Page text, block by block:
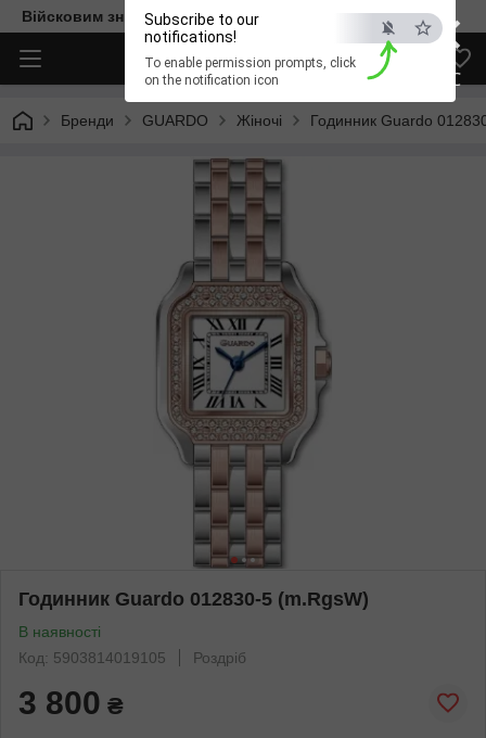
×
ESC
Subscribe to our
notifications!
To enable permission prompts, click
on the notification icon
Війсковим знижка -15%. Безкоштовна доставка
Бренди GUARDO Жіночі Годинник Guardo
Годинник Guardo 012830-5 (m.RgsW)
В наявності
Код: 5903814019105
Роздріб
3 800 ₴